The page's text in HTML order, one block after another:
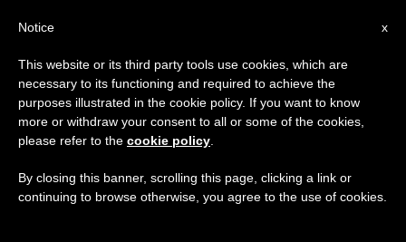
TAG
Posts Tagged ‘الأخ
الصغير’
x
Notice
This website or its third party tools use cookies, which are
necessary to its functioning and required to achieve the
purposes illustrated in the cookie policy. If you want to know
more or withdraw your consent to all or some of the cookies,
please refer to the cookie policy
By closing this banner, scrolling this page, clicking a link or
continuing to browse otherwise, you agree to the use of cookies.